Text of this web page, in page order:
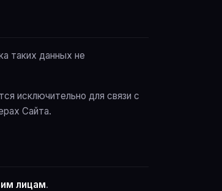
таких данных не
исключительно для связи с
Сайта.
лицам.